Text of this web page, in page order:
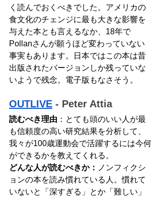
く読んでおくべきでした。アメリカの
食文化のチェンジに最も大きな影響を
与えた本とも言えるなか、18年で
Pollanさんが願うほど変わっていない
事実もあります。日本ではこの本は昔
出版されたバージョンしか残っていな
いようで残念。電子版もなさそう。
OUTLIVE - Peter Attia
読むべき理由 ：とても頭のいい人が最
も信頼度の高い研究結果を分析して、
我々が100歳運動会で活躍するには今何
ができるかを教えてくれる。
どんな人が読むべきか： ノンフィクシ
ョンの本を読み慣れている人。慣れて
いないと「深すぎる」とか「難しい」